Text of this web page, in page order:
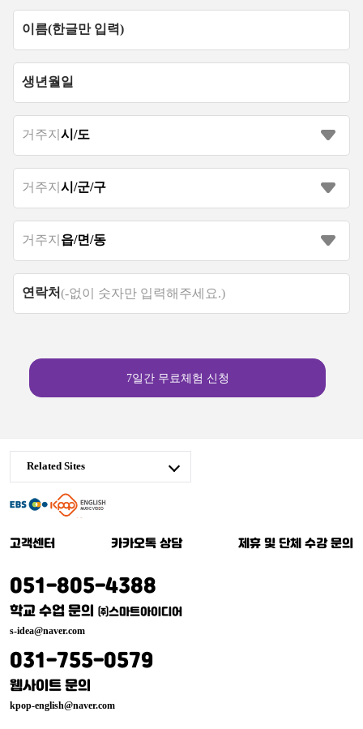
거주지
거주지
거주지
연락처
7일간 무료체험 신청
팝
잉
글
쉬
고객센터 카카오톡 상담 제휴 및 단체 수강 문의
051-805-4388
학교 수업 문의 ㈜스마트아이디어
s-idea@naver.com
031-755-0579
웹사이트 문의
kpop-english@naver.com
Related Sites